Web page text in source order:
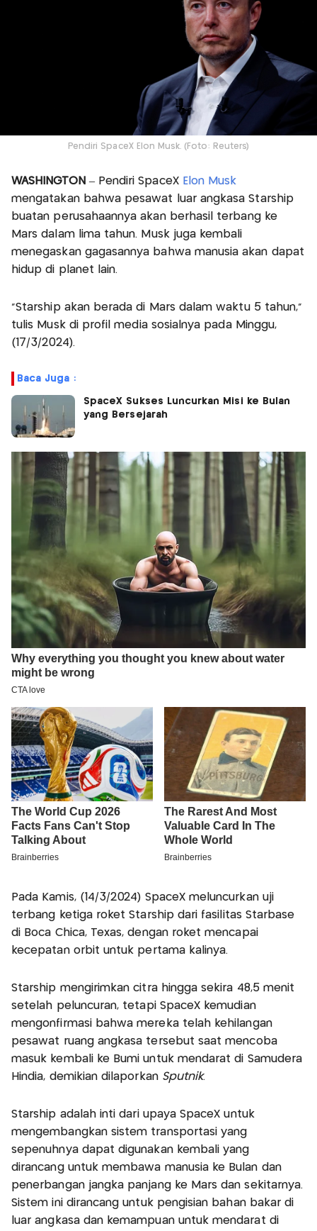
Pendiri SpaceX Elon Musk. (Foto: Reuters)
WASHINGTON– Pendiri SpaceX Elon Musk
mengatakan bahwa pesawat luar angkasa Starship
buatan perusahaannya akan berhasil terbang ke
Mars dalam lima tahun. Musk juga kembali
menegaskan gagasannya bahwa manusia akan dapat
hidup di planet lain.
“Starship akan berada di Mars dalam waktu 5 tahun,”
tulis Musk di profil media sosialnya pada Minggu,
(17/3/2024).
Baca Juga :
SpaceX Sukses Luncurkan Misi ke Bulan
yang Bersejarah
Pada Kamis, (14/3/2024) SpaceX meluncurkan uji
terbang ketiga roket Starship dari fasilitas Starbase
di Boca Chica, Texas, dengan roket mencapai
kecepatan orbit untuk pertama kalinya.
Starship mengirimkan citra hingga sekira 48,5 menit
setelah peluncuran, tetapi SpaceX kemudian
mengonfirmasi bahwa mereka telah kehilangan
pesawat ruang angkasa tersebut saat mencoba
masuk kembali ke Bumi untuk mendarat di Samudera
Hindia, demikian dilaporkan Sputnik.
Starship adalah inti dari upaya SpaceX untuk
mengembangkan sistem transportasi yang
sepenuhnya dapat digunakan kembali yang
dirancang untuk membawa manusia ke Bulan dan
penerbangan jangka panjang ke Mars dan sekitarnya.
Sistem ini dirancang untuk pengisian bahan bakar di
luar angkasa dan kemampuan untuk mendarat di